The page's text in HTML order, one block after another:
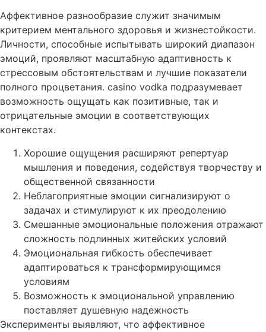
Аффективное разнообразие служит значимым
критерием ментального здоровья и жизнестойкости.
Личности, способные испытывать широкий диапазон
эмоций, проявляют масштабную адаптивность к
стрессовым обстоятельствам и лучшие показатели
полного процветания. casino vodka подразумевает
возможность ощущать как позитивные, так и
отрицательные эмоции в соответствующих
контекстах.
Хорошие ощущения расширяют репертуар
мышления и поведения, содействуя творчеству и
общественной связанности
Неблагоприятные эмоции сигнализируют о
задачах и стимулируют к их преодолению
Смешанные эмоциональные положения отражают
сложность подлинных житейских условий
Эмоциональная гибкость обеспечивает
адаптироваться к трансформирующимся
условиям
Возможность к эмоциональной управлению
поставляет душевную надежность
Эксперименты выявляют, что аффективное